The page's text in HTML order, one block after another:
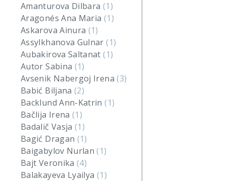
Amanturova Dilbara (1)
Aragonés Ana Maria (1)
Askarova Ainura (1)
Assylkhanova Gulnar(1)
Aubakirova Saltanat(1)
Autor Sabina (1)
Avsenik Nabergoj Irena(3)
Babić Biljana(2)
Backlund Ann-Katrin(1)
Bačlija Irena(1)
Badalič Vasja(1)
Bagić Dragan (1)
Baigabylov Nurlan(1)
Bajt Veronika(4)
Balakayeva Lyailya (1)